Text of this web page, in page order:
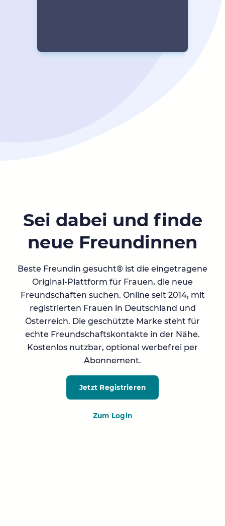
Sei dabei und finde
neue Freundinnen
Beste Freundin gesucht® ist die eingetragene
Original-Plattform für Frauen, die neue
Freundschaften suchen. Online seit 2014, mit
registrierten Frauen in Deutschland und
Österreich. Die geschützte Marke steht für
echte Freundschaftskontakte in der Nähe.
Kostenlos nutzbar, optional werbefrei per
Abonnement.
Jetzt Registrieren
Zum Login